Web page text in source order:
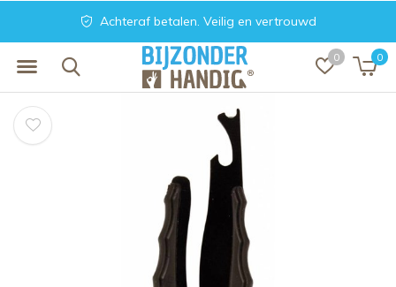
0 0
Achteraf betalen. Veilig en vertrouwd